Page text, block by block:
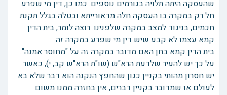
שהעסקה היתה תלויה בגורמים נוספים. כמו כן, דין מי שפרע
חל רק במקרה בו העסקה חלה מדאורייתא ובטלה בגלל תקנת
חכמים, בניגוד למצב במקרה שלפנינו. רוצה לומר, בית הדין
קמא עצמו לא קבע שיש דין מי שפרע במקרה זה.
בית הדין קמא בחן האם מדובר במקרה זה על "מחוסר אמנה".
על כך יש להעיר שלדעת הרא"ש (שו"ת הרא"ש קב, י), כאשר
יש חסרון מהותי בקניין כגון שהחפץ הנקנה הוא דבר שלא בא
לעולם או שמדובר בקניין דברים, אין בחזרה ממנו משום